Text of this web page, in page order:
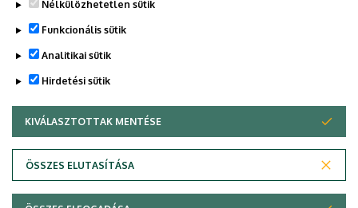
Legutóbbi frissítés: 2023. 02. 23. 09:56
Adatvédelem
Nélkülözhetetlen sütik
Funkcionális sütik
Analitikai sütik
Hirdetési sütik
KIVÁLASZTOTTAK MENTÉSE
ÖSSZES ELUTASÍTÁSA
WITHDRAW CONSENT